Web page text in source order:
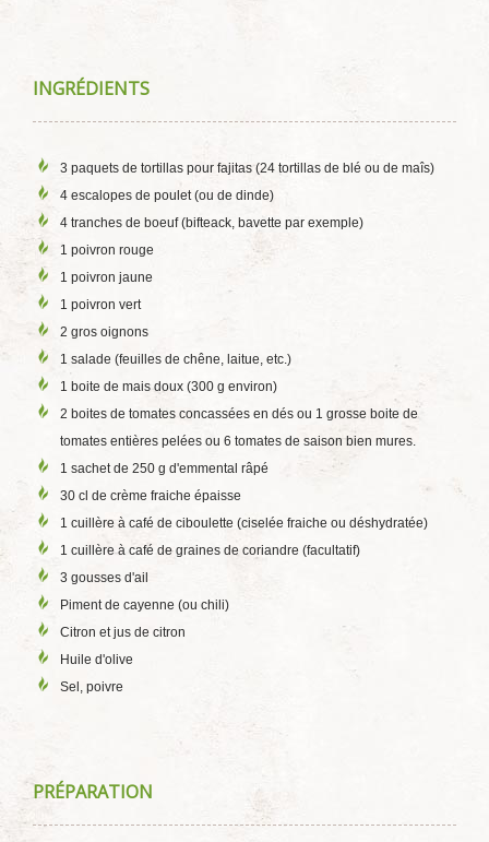
INGRÉDIENTS
3 paquets de tortillas pour fajitas (24 tortillas de blé ou de maîs)
4 escalopes de poulet (ou de dinde)
4 tranches de boeuf (bifteack, bavette par exemple)
1 poivron rouge
1 poivron jaune
1 poivron vert
2 gros oignons
1 salade (feuilles de chêne, laitue, etc.)
1 boite de mais doux (300 g environ)
2 boites de tomates concassées en dés ou 1 grosse boite de
tomates entières pelées ou 6 tomates de saison bien mures.
1 sachet de 250 g d'emmental râpé
30 cl de crème fraiche épaisse
1 cuillère à café de ciboulette (ciselée fraiche ou déshydratée)
1 cuillère à café de graines de coriandre (facultatif)
3 gousses d'ail
Piment de cayenne (ou chili)
Citron et jus de citron
Huile d'olive
Sel, poivre
PRÉPARATION